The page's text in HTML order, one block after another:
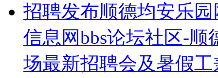
招聘发布顺德均安乐
信息网bbs论坛社区-
场最新招聘会及暑假